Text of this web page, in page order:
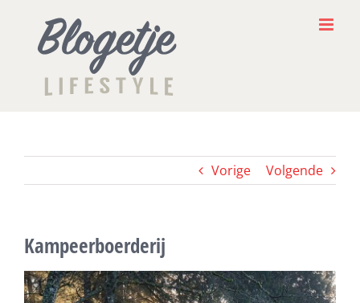
Vorige Volgende
Kampeerboerderij